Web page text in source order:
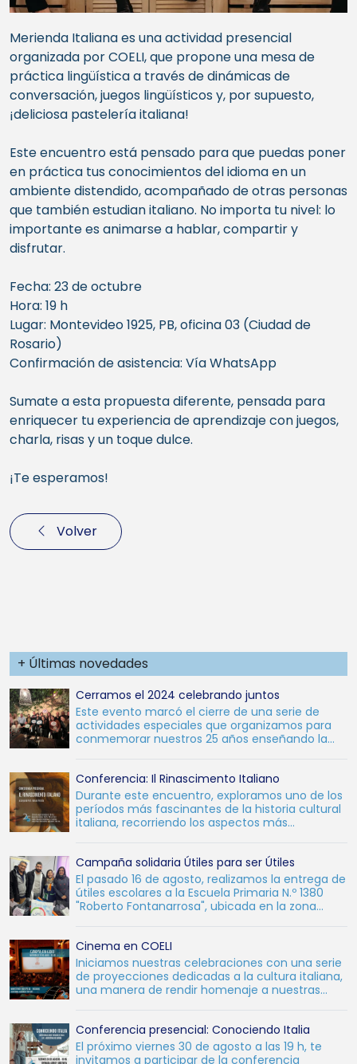
Merienda Italiana es una actividad presencial
organizada por COELI, que propone una mesa de
práctica lingüística a través de dinámicas de
conversación, juegos lingüísticos y, por supuesto,
¡deliciosa pastelería italiana!
Este encuentro está pensado para que puedas poner
en práctica tus conocimientos del idioma en un
ambiente distendido, acompañado de otras personas
que también estudian italiano. No importa tu nivel: lo
importante es animarse a hablar, compartir y
disfrutar.
Fecha: 23 de octubre
Hora: 19 h
Lugar: Montevideo 1925, PB, oficina 03 (Ciudad de
Rosario)
Confirmación de asistencia: Vía WhatsApp
Sumate a esta propuesta diferente, pensada para
enriquecer tu experiencia de aprendizaje con juegos,
charla, risas y un toque dulce.
¡Te esperamos!
Volver
+ Últimas novedades
Cerramos el 2024 celebrando juntos
Este evento marcó el cierre de una serie de
actividades especiales que organizamos para
conmemorar nuestros 25 años enseñando la
Conferencia: Il Rinascimento Italiano
Durante este encuentro, exploramos uno de los
períodos más fascinantes de la historia cultural
italiana, recorriendo los aspectos más
Campaña solidaria Útiles para ser Útiles
El pasado 16 de agosto, realizamos la entrega de
útiles escolares a la Escuela Primaria N.º 1380
"Roberto Fontanarrosa", ubicada en la zona
Cinema en COELI
Iniciamos nuestras celebraciones con una serie
de proyecciones dedicadas a la cultura italiana,
una manera de rendir homenaje a nuestras
Conferencia presencial: Conociendo Italia
El próximo viernes 30 de agosto a las 19 h, te
invitamos a participar de la conferencia